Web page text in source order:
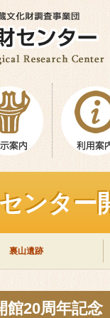
ンター
裏山遺跡
20周年記